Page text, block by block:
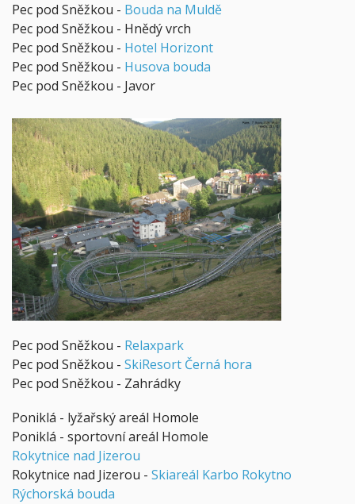
Pec pod Sněžkou - Bouda na Muldě
Pec pod Sněžkou - Hnědý vrch
Pec pod Sněžkou - Hotel Horizont
Pec pod Sněžkou - Husova bouda
Pec pod Sněžkou - Javor
Pec pod Sněžkou - Relaxpark
Pec pod Sněžkou - SkiResort Černá hora
Pec pod Sněžkou - Zahrádky
Poniklá - lyžařský areál Homole
Poniklá - sportovní areál Homole
Rokytnice nad Jizerou
Rokytnice nad Jizerou - Skiareál Karbo Rokytno
Rýchorská bouda